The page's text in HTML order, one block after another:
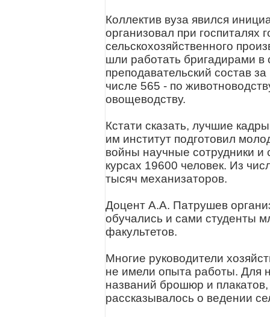
Коллектив вуза явился
организовал при госпиталях
сельскохозяйственного
шли работать бригадирами
преподавательский состав
числе 565 - по
овощеводству.
Кстати сказать, лучшие
им институт подготовил
войны научные сотрудники и
курсах 19600 человек. Из
тысяч механизаторов.
Доцент А.А. Патрушев
обучались и сами студенты
факультетов.
Многие руководители
не имели опыта работы. Для
названий брошюр и
рассказывалось о ведении